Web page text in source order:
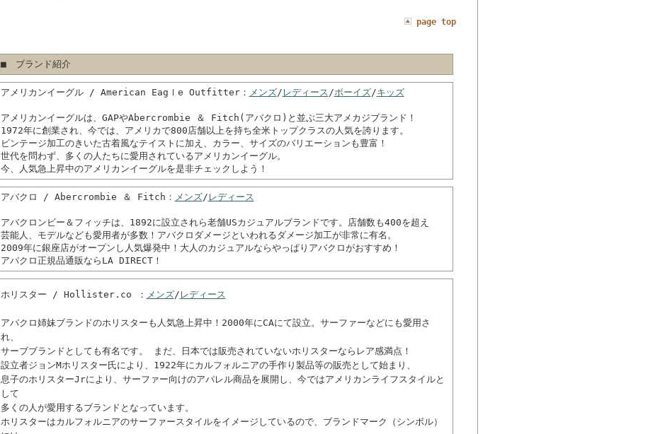
page top
■ ブランド紹介
アメリカンイーグル / American Eagｌe Outfitter： メンズ/ レディース/ボーイズ/キッズ
アメリカンイーグルは、GAPやAbercrombie ＆ Fitch(アバクロ)と並ぶ三大アメカジブランド！
1972年に創業され、今では、アメリカで800店舗以上を持ち全米トップクラスの人気を誇ります。
ビンテージ加工のきいた古着風なテイストに加え、カラー、サイズのバリエーションも豊富！
世代を問わず、多くの人たちに愛用されているアメリカンイーグル。
今、人気急上昇中のアメリカンイーグルを是非チェックしよう！
アバクロ / Abercrombie ＆ Fitch： メンズ/ レディース
アバクロンビー＆フィッチは、1892に設立されら老舗USカジュアルブランドです。店舗数も400を超え
芸能人、モデルなども愛用者が多数！アバクロダメージといわれるダメージ加工が非常に有名。
2009年に銀座店がオープンし人気爆発中！大人のカジュアルならやっぱりアバクロがおすすめ！
アバクロ正規品通販ならLA DIRECT！
ホリスター / Hollister.co ： メンズ/ レディース
アバクロ姉妹ブランドのホリスターも人気急上昇中！2000年にCAにて設立。サーファーなどにも愛用さ
れ、
サーブブランドとしても有名です。 まだ、日本では販売されていないホリスターならレア感満点！
設立者ジョンMホリスター氏により、1922年にカルフォルニアの手作り製品等の販売として始まり、
息子のホリスターJrにより、サーファー向けのアパレル商品を展開し、今ではアメリカンライフスタイルと
して
多くの人が愛用するブランドとなっています。
ホリスターはカルフォルニアのサーファースタイルをイメージしているので、ブランドマーク（シンボル）